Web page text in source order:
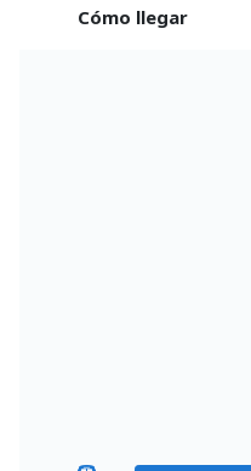
Cómo llegar